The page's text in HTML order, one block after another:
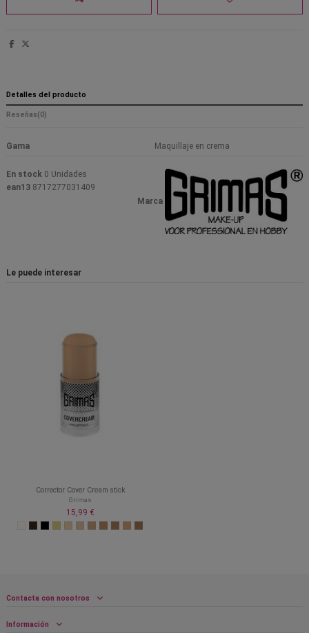
Detalles del producto
Reseñas(0)
Gama Maquillaje en crema
Marca
En stock 0 Unidades
ean13 8717277031409
Le puede interesar
Corrector Cover Cream stick
Grimas
15,99 €
Contacta con nosotros
Información